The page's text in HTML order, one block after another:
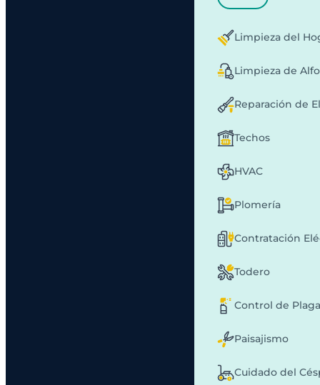
Limpieza del
Limpieza de
Reparación de
Techos
HVAC
Plomería
Contratación
Todero
Control de
Paisajismo
Cuidado del